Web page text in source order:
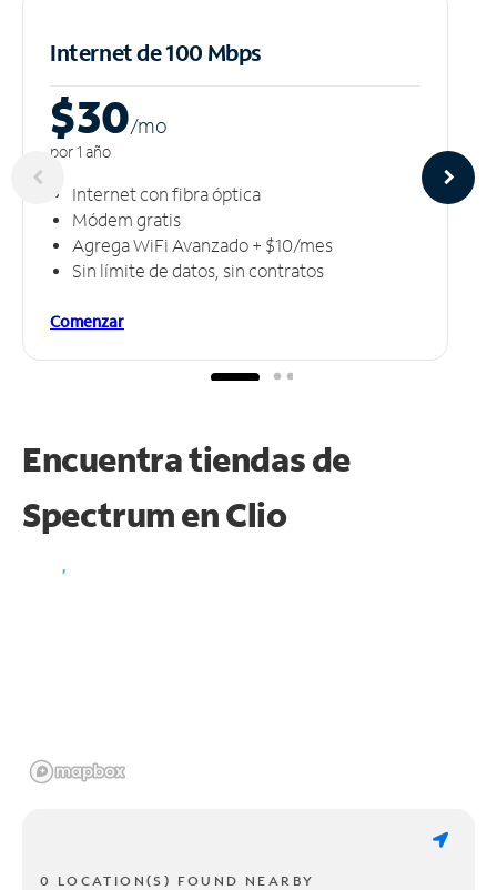
Internet de 100 Mbps
$30/mo
por 1 año
Internet con fibra óptica
Módem gratis
Agrega WiFi Avanzado + $10/mes
Sin límite de datos, sin contratos
Comenzar
Encuentra tiendas de
Spectrum enClio
0 LOCATION(S) FOUND NEARBY